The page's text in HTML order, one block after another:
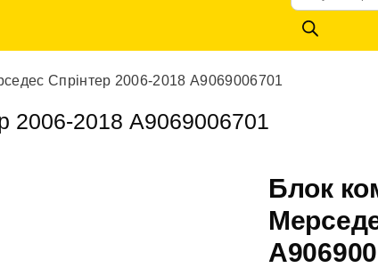
товарів
Спрінтер 2006-2018 А9069006701
2006-2018 А9069006701
Блок